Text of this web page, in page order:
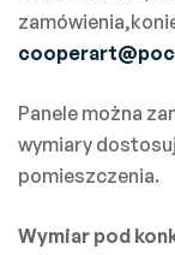
Panele można
wymiary
pomieszczenia.
Wymiar pod